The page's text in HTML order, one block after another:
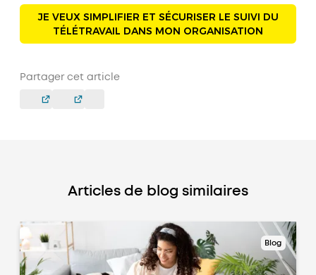
JE VEUX SIMPLIFIER ET SÉCURISER LE SUIVI DU
TÉLÉTRAVAIL DANS MON ORGANISATION
Partager cet article
Articles de blog similaires
Blog